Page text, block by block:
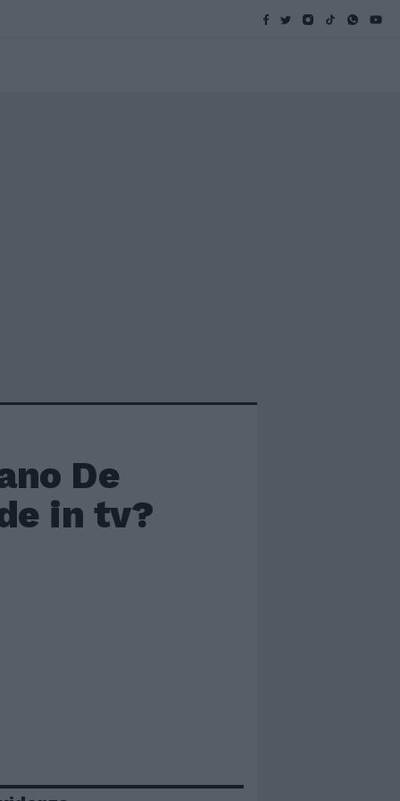
De
in tv?